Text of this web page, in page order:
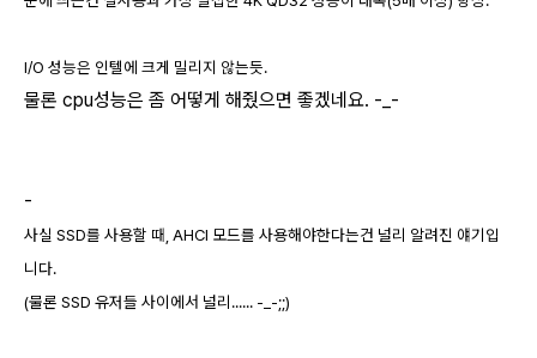
I/O 성능은 인텔에 크게 밀리지 않는듯.
물론 cpu성능은 좀 어떻게 해줬으면 좋겠네요. -_-
-
사실 SSD를 사용할 때, AHCI 모드를 사용해야한다는건 널리 알려진 얘기입
니다.
(물론 SSD 유저들 사이에서 널리...... -_-;;)